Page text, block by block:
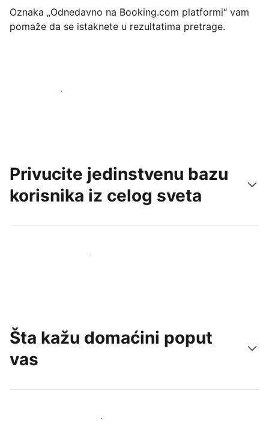
Oznaka „Odnedavno na Booking.com platformi“ vam
pomaže da se istaknete u rezultatima pretrage.
Počnite već danas
Privucite jedinstvenu bazu
korisnika iz celog sveta
Privucite nove goste već danas
Šta kažu domaćini poput
vas
Pridružite se domaćinima poput vas